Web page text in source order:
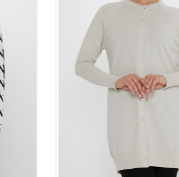
Ürünlerimiz,
detaylarla
tercih
ve tarza hitap
satışları
%92
ve Zarif
%92 viskon ve
bir seviyeye
sunarken,
kısıtlanma
yapısıyla
günlük hem de
konforu hem
tamamlar